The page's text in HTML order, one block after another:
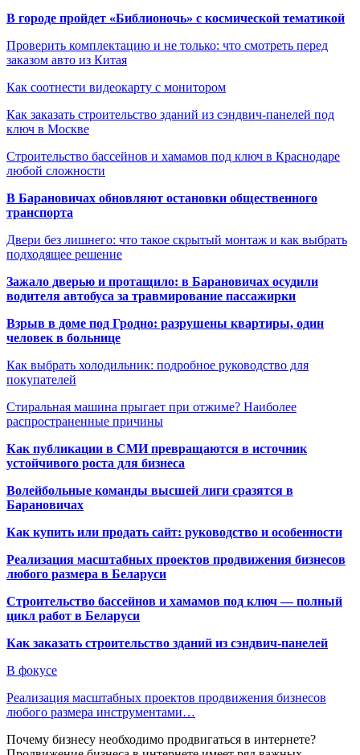
В городе пройдет «Библионочь» с космической тематикой
Проверить комплектацию и не только: что смотреть перед
заказом авто из Китая
Как соотнести видеокарту с монитором
Как заказать строительство зданий из сэндвич-панелей под
ключ в Москве
Строительство бассейнов и хамамов под ключ в Краснодаре
любой сложности
В Барановичах обновляют остановки общественного
транспорта
Двери без лишнего: что такое скрытый монтаж и как выбрать
подходящее решение
Зажало дверью и протащило: в Барановичах осудили
водителя автобуса за травмирование пассажирки
Взрыв в доме под Гродно: разрушены квартиры, один
человек в больнице
Как выбрать холодильник: подробное руководство для
покупателей
Стиральная машина прыгает при отжиме? Наиболее
распространенные причины
Как публикации в СМИ превращаются в источник
устойчивого роста для бизнеса
Волейбольные команды высшей лиги сразятся в
Барановичах
Как купить или продать сайт: руководство и особенности
Реализация масштабных проектов продвижения бизнесов
любого размера в Беларуси
Строительство бассейнов и хамамов под ключ — полный
цикл работ в Беларуси
Как заказать строительство зданий из сэндвич-панелей
В фокусе
Реализация масштабных проектов продвижения бизнесов
любого размера инструментами…
Почему бизнесу необходимо продвигаться в интернете?